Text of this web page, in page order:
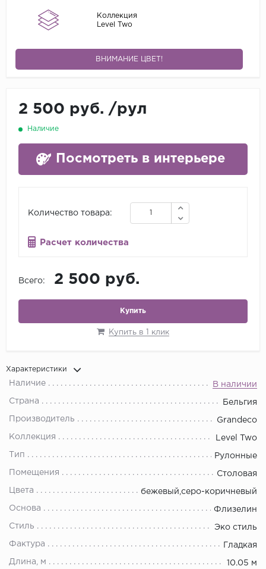
Коллекция
Level Two
ВНИМАНИЕ ЦВЕТ!
2 500 руб. /рул
Наличие
Посмотреть в интерьере
Количество товара:
Расчет количества
Всего: 2 500 руб.
Купить
Купить в 1 клик
Характеристики
Наличие В наличии
Страна Бельгия
Производитель Grandeco
Коллекция Level Two
Тип Рулонные
Помещения Столовая
Цвета бежевый,серо-коричневый
Основа Флизелин
Стиль Эко стиль
Фактура Гладкая
Длина, м 10.05 м